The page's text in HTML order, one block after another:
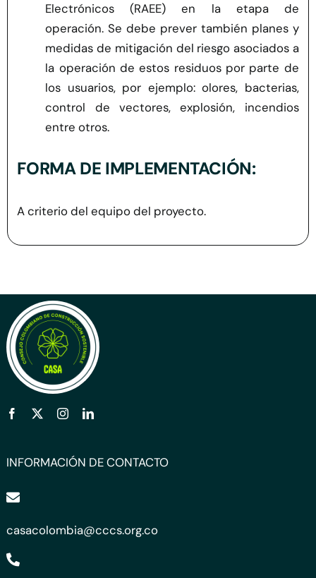
Electrónicos (RAEE) en la etapa de
operación. Se debe prever también planes y
medidas de mitigación del riesgo asociados a
la operación de estos residuos por parte de
los usuarios, por ejemplo: olores, bacterias,
control de vectores, explosión, incendios
entre otros.
FORMA DE IMPLEMENTACIÓN:
A criterio del equipo del proyecto.
INFORMACIÓN DE CONTACTO
casacolombia@cccs.org.co